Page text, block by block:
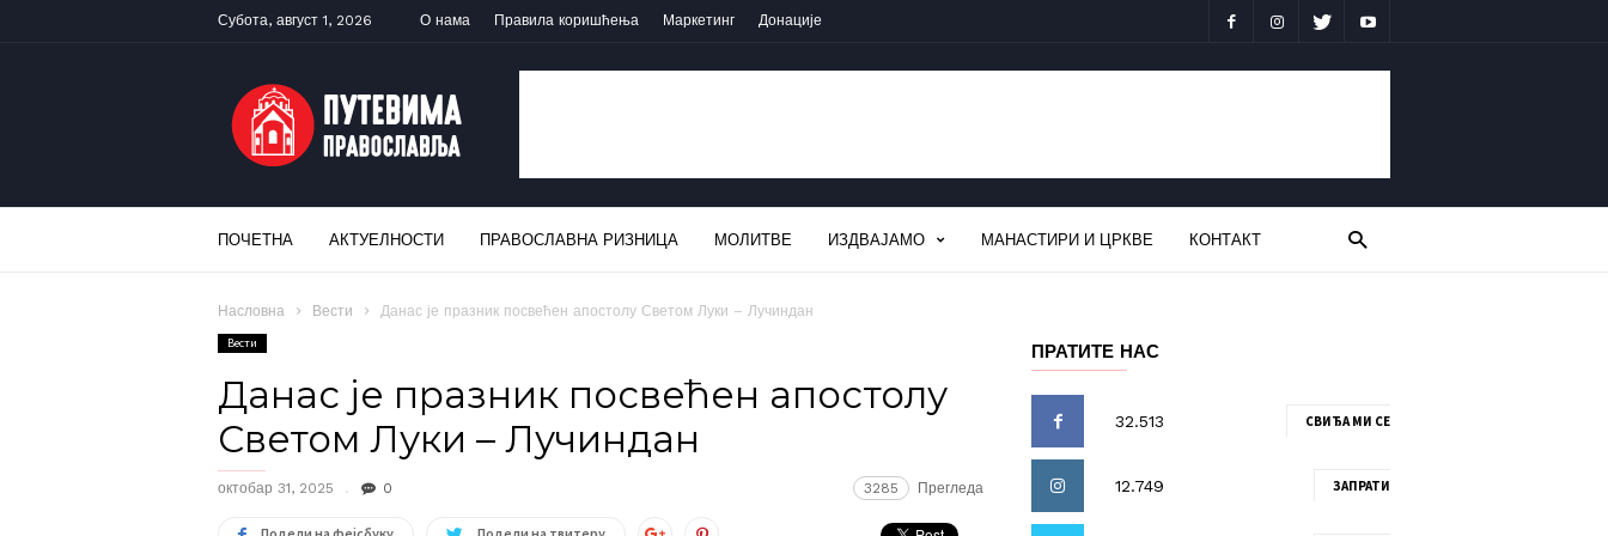
Субота, август 1, 2026 О нама Правила коришћења Маркетинг Донације
ПУТЕВИМА
ПРАВОСЛАВЉА
ПОЧЕТНА АКТУЕЛНОСТИ ПРАВОСЛАВНА РИЗНИЦА МОЛИТВЕ ИЗДВАЈАМО МАНАСТИРИ И ЦРКВЕ КОНТАКТ
Насловна Вести Данас је празник посвећен апостолу Светом Луки – Лучиндан
Вести
Данас је празник посвећен апостолу
Светом Луки – Лучиндан
октобар 31, 2025 0 3285 Прегледа
ПРАТИТЕ НАС
СВИЂА МИ СЕ
ЗАПРАТИ